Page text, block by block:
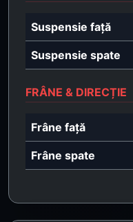
Suspensie față
Suspensie spate
FRÂNE & DIRECȚIE
Frâne față
Frâne spate